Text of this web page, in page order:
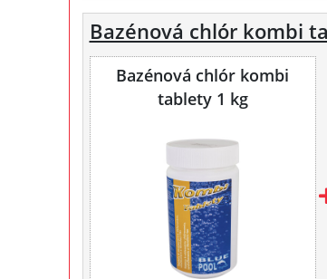
Bazénová chlór kombi
Bazénová chlór kombi
tablety 1 kg